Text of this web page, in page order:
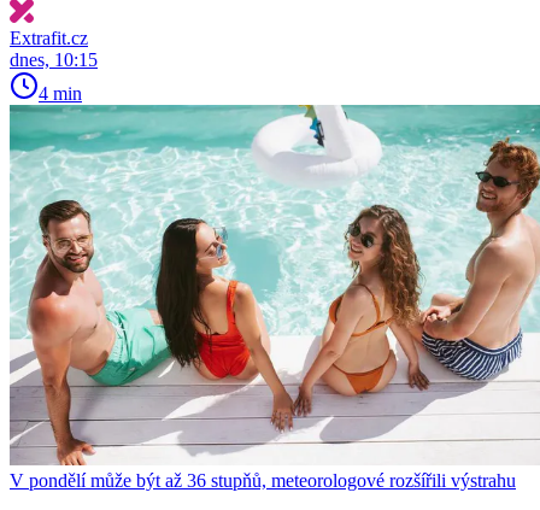
Extrafit.cz
dnes, 10:15
4 min
V pondělí může být až 36 stupňů, meteorologové rozšířili výstrahu